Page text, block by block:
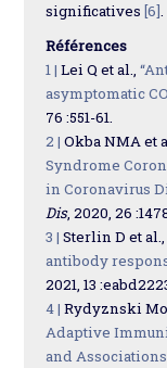
significatives[6].
Références
1 | Lei Q et al.,
asymptomatic
76 :551-61.
2 | Okba NMA et
Syndrome
in Coronavirus
Dis, 2020, 26
3 | Sterlin D et
antibody
2021, 13
4 | Rydyznski
Adaptive
and